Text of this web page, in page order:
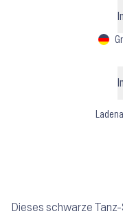
Dieses schwarze